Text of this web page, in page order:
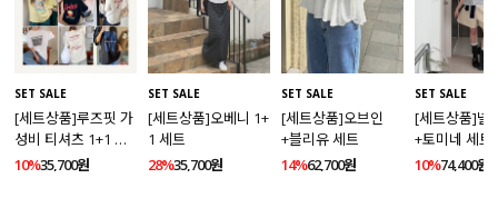
SET SALE
[세트상품]루즈핏 가
성비 티셔츠 1+1 세
트
10%35,700원
SET SALE
[세트상품]오베니 1+
1 세트
28%35,700원
SET SALE
[세트상품]오브인
+블리유 세트
14%62,700원
SET SALE
[세트상품]넬
+토미네 세트
10%74,400원